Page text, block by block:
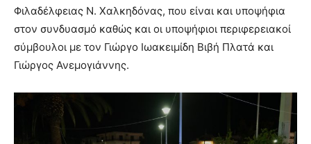
Φιλαδέλφειας Ν. Χαλκηδόνας, που είναι και υποψήφια
στον συνδυασμό καθώς και οι υποψήφιοι περιφερειακοί
σύμβουλοι με τον Γιώργο Ιωακειμίδη Βιβή Πλατά και
Γιώργος Ανεμογιάννης.